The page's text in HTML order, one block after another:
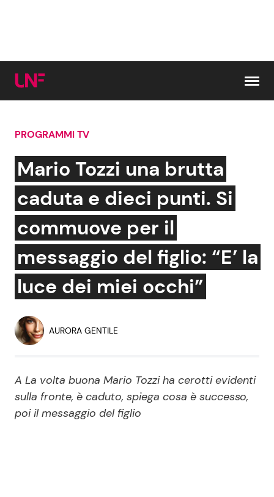
Cerca:
News e Cronaca
Attualità Italiana
Economia
Persone Scomparse
Gossip e TV
Bellezze VIP
Coppie VIP
Fiction e Serie TV
Soap Opera
PROGRAMMI TV
Mario Tozzi una brutta
caduta e dieci punti. Si
commuove per il
messaggio del figlio: “E’ la
luce dei miei occhi”
AURORA GENTILE
A La volta buona Mario Tozzi ha cerotti evidenti
sulla fronte, è caduto, spiega cosa è successo,
poi il messaggio del figlio